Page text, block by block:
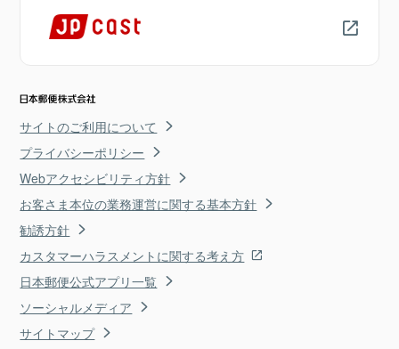
サイトのご利用について
プライバシーポリシー
Webアクセシビリティ方針
お客さま本位の業務運営に関する基本方針
勧誘方針
カスタマーハラスメントに関する考え方
日本郵便公式アプリ一覧
ソーシャルメディア
サイトマップ